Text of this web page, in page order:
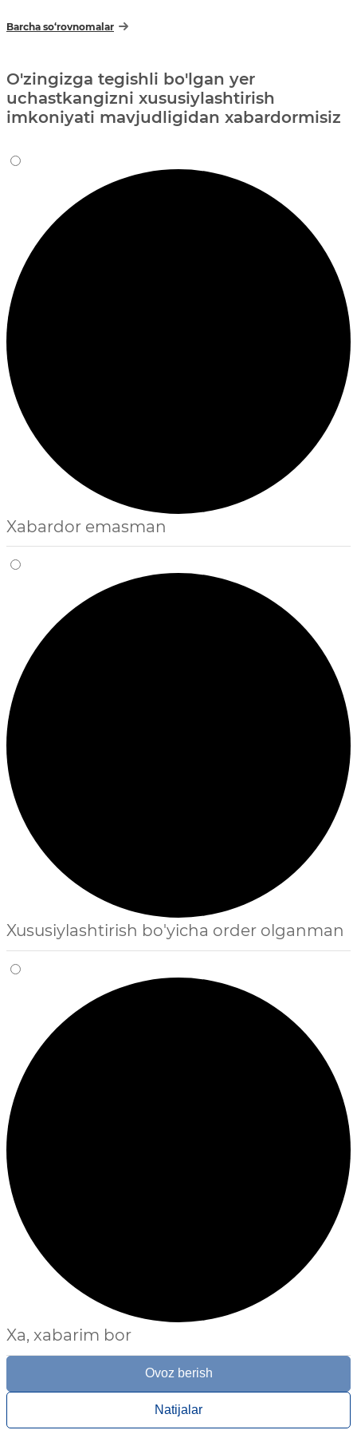
Barcha so‘rovnomalar
O'zingizga tegishli bo'lgan yer
uchastkangizni xususiylashtirish
imkoniyati mavjudligidan xabardormisiz
Xabardor emasman
Xususiylashtirish bo'yicha order olganman
Xa, xabarim bor
Ovoz berish
Natijalar